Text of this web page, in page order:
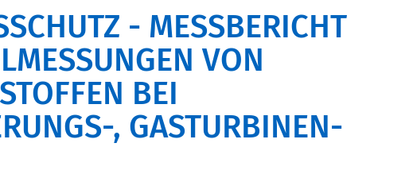
- MESSBERICHT
VON
BEI
, GASTURBINEN- U